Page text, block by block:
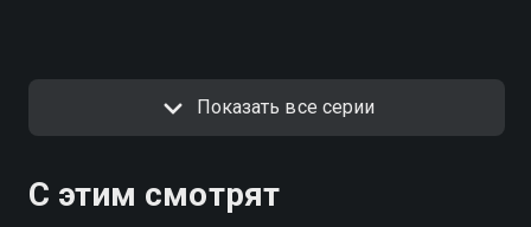
Показать все серии
С этим смотрят